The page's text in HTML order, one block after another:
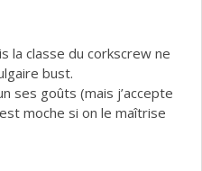
la classe du corkscrew ne
bust.
ses goûts (mais j’accepte
moche si on le maîtrise